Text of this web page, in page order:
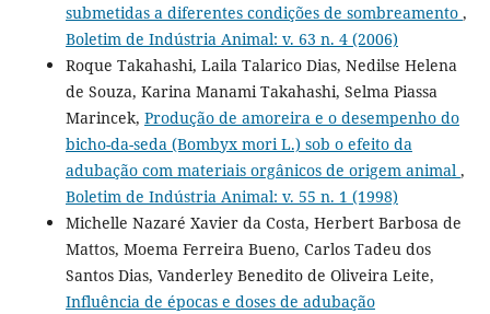
submetidas a diferentes condições de sombreamento ,
Boletim de Indústria Animal: v. 63 n. 4 (2006)
Roque Takahashi, Laila Talarico Dias, Nedilse Helena
de Souza, Karina Manami Takahashi, Selma Piassa
Marincek, Produção de amoreira e o desempenho do
bicho-da-seda (Bombyx mori L.) sob o efeito da
adubação com materiais orgânicos de origem animal ,
Boletim de Indústria Animal: v. 55 n. 1 (1998)
Michelle Nazaré Xavier da Costa, Herbert Barbosa de
Mattos, Moema Ferreira Bueno, Carlos Tadeu dos
Santos Dias, Vanderley Benedito de Oliveira Leite,
Influência de épocas e doses de adubação